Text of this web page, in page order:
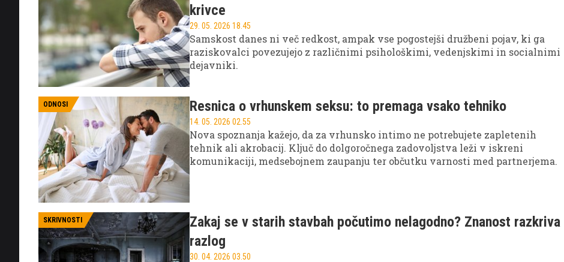
krivce
29. 05. 2026 18.45
Samskost danes ni več redkost, ampak vse pogostejši družbeni pojav, ki ga
raziskovalci povezujejo z različnimi psihološkimi, vedenjskimi in socialnimi
dejavniki.
ODNOSI Resnica o vrhunskem seksu: to premaga vsako tehniko
14. 05. 2026 02.55
Nova spoznanja kažejo, da za vrhunsko intimo ne potrebujete zapletenih
tehnik ali akrobacij. Ključ do dolgoročnega zadovoljstva leži v iskreni
komunikaciji, medsebojnem zaupanju ter občutku varnosti med partnerjema.
SKRIVNOSTI
Zakaj se v starih stavbah počutimo nelagodno? Znanost razkriva
razlog
30. 04. 2026 03.50